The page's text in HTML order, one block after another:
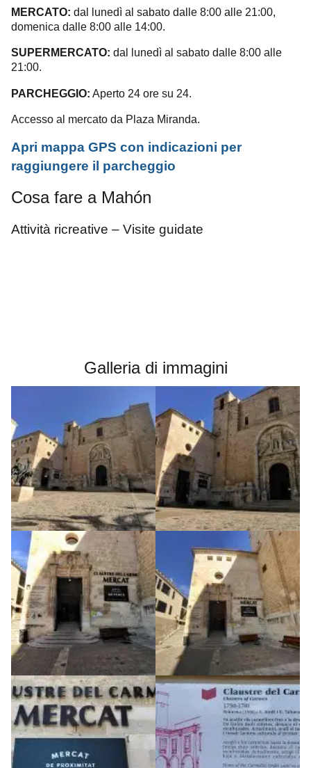
MERCATO: dal lunedì al sabato dalle 8:00 alle 21:00,
domenica dalle 8:00 alle 14:00.
SUPERMERCATO: dal lunedì al sabato dalle 8:00 alle
21:00.
PARCHEGGIO: Aperto 24 ore su 24.
Accesso al mercato da Plaza Miranda.
Apri mappa GPS con indicazioni per
raggiungere il parcheggio
Cosa fare a Mahón
Attività ricreative – Visite guidate
Galleria di immagini